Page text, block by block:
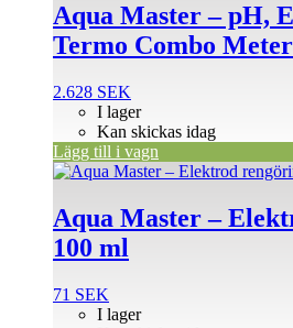
Aqua Master – pH,
Termo Combo
2.628 SEK
I lager
Kan skickas idag
Lägg till i vagn
Aqua Master –
100 ml
71 SEK
I lager